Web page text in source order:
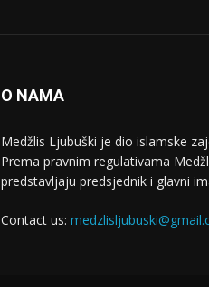
O NAMA
Medžlis Ljubuški je dio islamske
Prema pravnim regulativama
predstavljaju predsjednik i glavni
Contact us: